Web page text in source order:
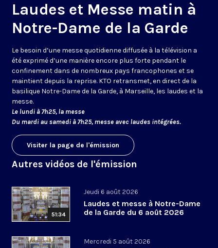
Laudes et Messe matin à
Notre-Dame de la Garde
Le besoin d’une messe quotidienne diffusée à la télévision a
été exprimé d’une manière encore plus forte pendant le
confinement dans de nombreux pays francophones et se
maintient depuis la reprise. KTO retransmet, en direct de la
basilique Notre-Dame de la Garde, à Marseille, les laudes et la
messe.
Le lundi à 7h25, la messe
Du mardi au samedi à 7h25, messe avec laudes intégrées.
Visiter la page de l'émission
Autres vidéos de l'émission
51:34
Jeudi 6 août 2026
Laudes et messe à Notre-Dame
de la Garde du 6 août 2026
Mercredi 5 août 2026